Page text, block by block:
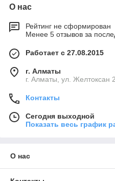
О нас
Рейтинг не сформирован
Менее 5 отзывов за
Работает с 27.08.2015
г. Алматы
г. Алматы, ул. Желтоксан
Контакты
Сегодня выходной
Показать весь график
О нас